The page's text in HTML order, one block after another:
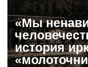
«Мы
история